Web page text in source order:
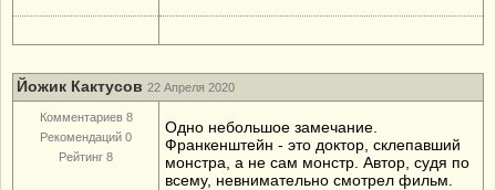
Йожик Кактусов 22 Апреля 2020
Комментариев 8
Рекомендаций 0
Рейтинг 8
Одно небольшое замечание.
Франкенштейн - это доктор, склепавший
монстра, а не сам монстр. Автор, судя по
всему, невнимательно смотрел фильм.